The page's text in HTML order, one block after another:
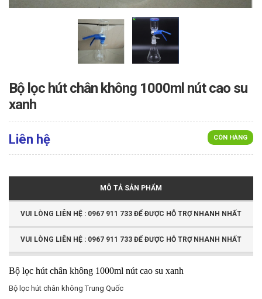
Bộ lọc hút chân không 1000ml nút cao su
xanh
CÒN HÀNG
Liên hệ
MÔ TẢ SẢN PHẨM
VUI LÒNG LIÊN HỆ : 0967 911 733 ĐỂ ĐƯỢC HỖ TRỢ NHANH NHẤT
VUI LÒNG LIÊN HỆ : 0967 911 733 ĐỂ ĐƯỢC HỖ TRỢ NHANH NHẤT
Bộ lọc hút chân không 1000ml nút cao su xanh
Bộ lọc hút chân không Trung Quốc